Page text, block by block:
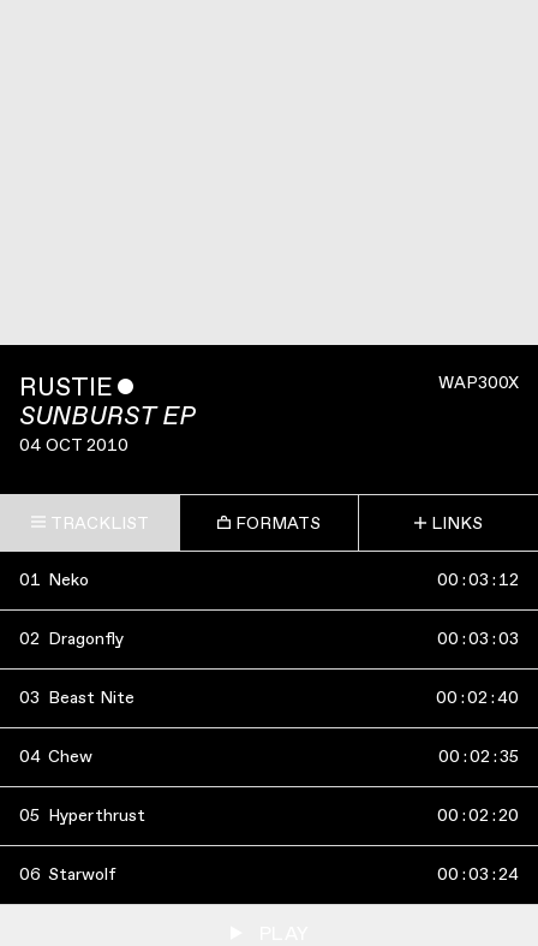
WAP300X
RUSTIE ˇ
SUNBURST EP
04 OCT 2010
TRACKLIST FORMATS LINKS
01 Neko 00 :03 : 12
02 Dragonfly 00 :03 :03
03 Beast Nite 00 :02 :40
04 Chew 00 :02 :35
05 Hyperthrust 00 :02 :20
06 Starwolf 00 :03 :24